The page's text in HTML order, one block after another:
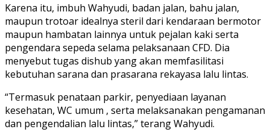
Karena itu, imbuh Wahyudi, badan jalan, bahu jalan,
maupun trotoar idealnya steril dari kendaraan bermotor
maupun hambatan lainnya untuk pejalan kaki serta
pengendara sepeda selama pelaksanaan CFD. Dia
menyebut tugas dishub yang akan memfasilitasi
kebutuhan sarana dan prasarana rekayasa lalu lintas.
“Termasuk penataan parkir, penyediaan layanan
kesehatan, WC umum , serta melaksanakan pengamanan
dan pengendalian lalu lintas,” terang Wahyudi.